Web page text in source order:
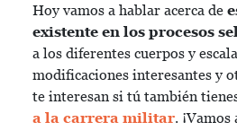
Hoy vamos a hablar acerca de
existente en los procesos
a los diferentes cuerpos y
modificaciones interesantes y
te interesan si tú también
a la carrera militar. ¡Vamos